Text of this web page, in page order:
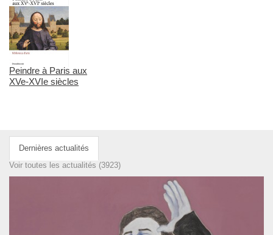
Peindre à Paris aux
XVe-XVIe siècles
Dernières actualités
Voir toutes les actualités (3923)